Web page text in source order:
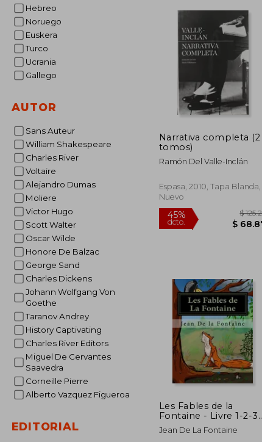
Hebreo
Noruego
Euskera
Turco
Ucrania
Gallego
AUTOR
Sans Auteur
William Shakespeare
Charles River
Voltaire
Alejandro Dumas
Moliere
Victor Hugo
Scott Walter
Oscar Wilde
Honore De Balzac
George Sand
Charles Dickens
Johann Wolfgang Von
Goethe
Taranov Andrey
History Captivating
Charles River Editors
Miguel De Cervantes
Saavedra
Corneille Pierre
Alberto Vazquez Figueroa
EDITORIAL
45%
dcto.
Narrativa completa (2
tomos)
Ramón Del Valle-Inclán
Espasa, 2010, Tapa Blanda,
Nuevo
45%
dcto.
Les Fables de la
Fontaine - Livre 1-2-3-
4 (en Francés)
Jean De La Fontaine